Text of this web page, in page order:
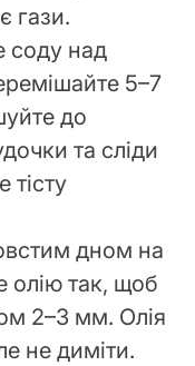
гази.
соду над
5–7
до
та сліди
тісту
дном на
олію так, щоб
2–3 мм. Олія
не диміти.